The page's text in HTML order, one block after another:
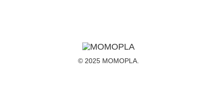
© 2025 MOMOPLA.